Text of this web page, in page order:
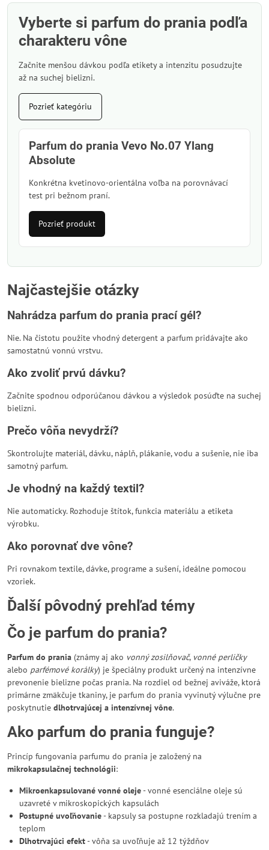
Vyberte si parfum do prania podľa
charakteru vône
Začnite menšou dávkou podľa etikety a intenzitu posudzujte
až na suchej bielizni.
Pozrieť kategóriu
Parfum do prania Vevo No.07 Ylang
Absolute
Konkrétna kvetinovo-orientálna voľba na porovnávací
test pri bežnom praní.
Pozrieť produkt
Najčastejšie otázky
Nahrádza parfum do prania prací gél?
Nie. Na čistotu použite vhodný detergent a parfum pridávajte ako
samostatnú vonnú vrstvu.
Ako zvoliť prvú dávku?
Začnite spodnou odporúčanou dávkou a výsledok posúďte na suchej
bielizni.
Prečo vôňa nevydrží?
Skontrolujte materiál, dávku, náplň, plákanie, vodu a sušenie, nie iba
samotný parfum.
Je vhodný na každý textil?
Nie automaticky. Rozhoduje štítok, funkcia materiálu a etiketa
výrobku.
Ako porovnať dve vône?
Pri rovnakom textile, dávke, programe a sušení, ideálne pomocou
vzoriek.
Ďalší pôvodný prehľad témy
Čo je parfum do prania?
Parfum do prania (známy aj ako vonný zosilňovač, vonné perličky
alebo parfémové korálky) je špeciálny produkt určený na intenzívne
prevonenie bielizne počas prania. Na rozdiel od bežnej aviváže, ktorá
primárne zmäkčuje tkaniny, je parfum do prania vyvinutý výlučne pre
poskytnutie dlhotrvajúcej a intenzívnej vône.
Ako parfum do prania funguje?
Princíp fungovania parfumu do prania je založený na
mikrokapsulačnej technológii:
Mikroenkapsulované vonné oleje- vonné esenciálne oleje sú
uzavreté v mikroskopických kapsulách
Postupné uvoľňovanie- kapsuly sa postupne rozkladajú trením a
teplom
Dlhotrvajúci efekt- vôňa sa uvoľňuje až 12 týždňov